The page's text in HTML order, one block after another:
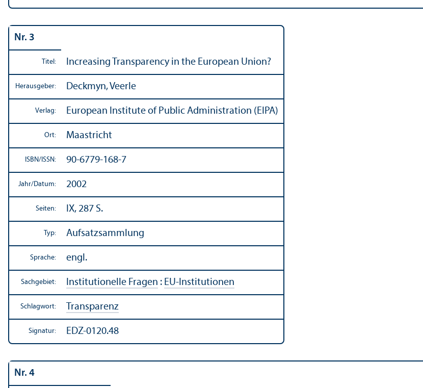
Nr. 3
Titel: Increasing Trans­parency in the European Union?
Herausgeber: Deckmyn, Veerle
Verlag: European Institute of Public Administration (EIPA)
Ort: Maastricht
ISBN/ ISSN: 90-6779-168-7
Jahr/Datum: 2002
Seiten: IX, 287 S.
Typ: Aufsatzsammlung
Sprache: engl.
Sachgebiet: Institutionelle Fragen : EU-Institutionen
Schlagwort: Trans­parenz
Signatur: EDZ-0120.48
Nr. 4